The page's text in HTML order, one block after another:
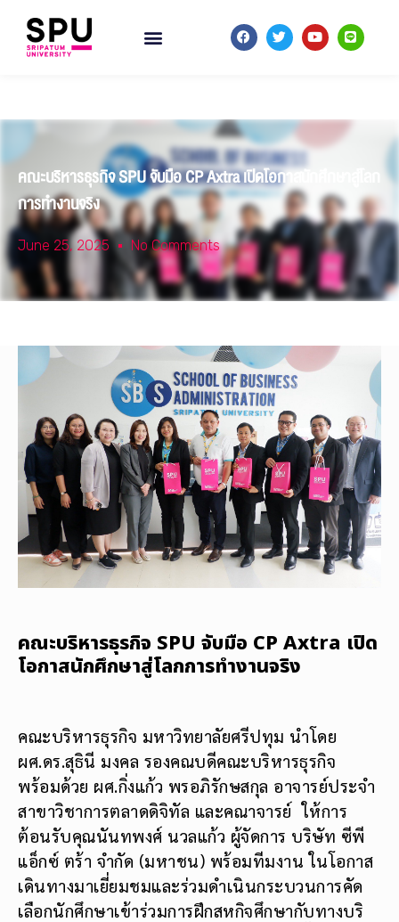
คณะบริหารธุรกิจ SPU จับมือ CP Axtra เปิดโอกาสนักศึกษาสู่โลก
การทำงานจริง
June 25, 2025 No Comments
คณะบริหารธุรกิจ SPU จับมือ CP Axtra เปิด
โอกาสนักศึกษาสู่โลกการทำงานจริง
คณะบริหารธุรกิจ มหาวิทยาลัยศรีปทุม นำโดย
ผศ.ดร.สุธินี มงคล รองคณบดีคณะบริหารธุรกิจ
พร้อมด้วย ผศ.กิ่งแก้ว พรอภิรักษสกุล อาจารย์ประจำ
สาขาวิชาการตลาดดิจิทัล และคณาจารย์ ให้การ
ต้อนรับคุณนันทพงศ์ นวลแก้ว ผู้จัดการ บริษัท ซีพี
แอ็กซ์ ตร้า จำกัด (มหาชน) พร้อมทีมงาน ในโอกาส
เดินทางมาเยี่ยมชมและร่วมดำเนินกระบวนการคัด
เลือกนักศึกษาเข้าร่วมการฝึกสหกิจศึกษากับทางบริ